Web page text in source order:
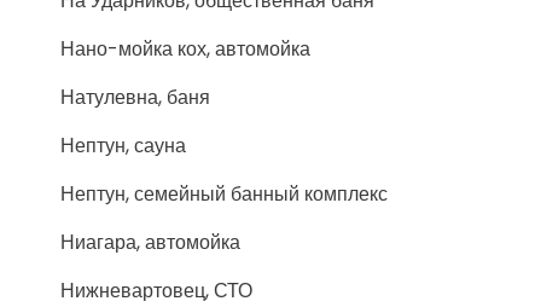
Нано-мойка кох, автомойка
Натулевна, баня
Нептун, сауна
Нептун, семейный банный комплекс
Ниагара, автомойка
Нижневартовец, СТО